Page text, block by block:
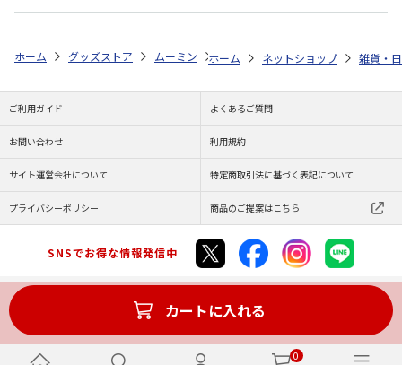
0
カートに入れる
ホーム グッズストア ムーミン MOOMIN×finn´ ムーミン ライ
ホーム ネットショップ 雑貨・
ご利用ガイド よくあるご質問
お問い合わせ 利用規約
サイト運営会社について 特定商取引法に基づく表記について
プライバシーポリシー 商品のご提案はこちら
SNSでお得な情報発信中